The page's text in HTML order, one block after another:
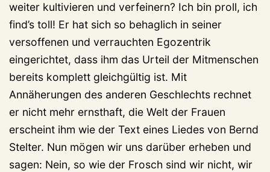
weiter kultivieren und verfeinern? Ich bin proll, ich
find’s toll! Er hat sich so behaglich in seiner
versoffenen und verrauchten Egozentrik
eingerichtet, dass ihm das Urteil der Mitmenschen
bereits komplett gleichgültig ist. Mit
Annäherungen des anderen Geschlechts rechnet
er nicht mehr ernsthaft, die Welt der Frauen
erscheint ihm wie der Text eines Liedes von Bernd
Stelter. Nun mögen wir uns darüber erheben und
sagen: Nein, so wie der Frosch sind wir nicht, wir